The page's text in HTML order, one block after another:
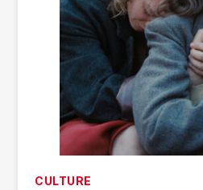
CULTURE